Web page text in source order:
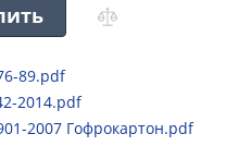
89.pdf
2014.pdf
2007 Гофрокартон.pdf